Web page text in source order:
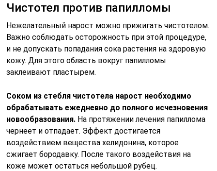
Чистотел против папилломы
Нежелательный нарост можно прижигать чистотелом.
Важно соблюдать осторожность при этой процедуре,
и не допускать попадания сока растения на здоровую
кожу. Для этого область вокруг папилломы
заклеивают пластырем.
Соком из стебля чистотела нарост необходимо
обрабатывать ежедневно до полного исчезновения
новообразования. На протяжении лечения папиллома
чернеет и отпадает. Эффект достигается
воздействием вещества хелидонина, которое
сжигает бородавку. После такого воздействия на
коже может остаться небольшой рубец.